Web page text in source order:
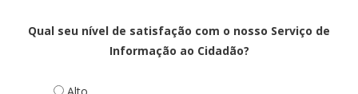
Qual seu nível de satisfação com o nosso Serviço de
Informação ao Cidadão?
Alto